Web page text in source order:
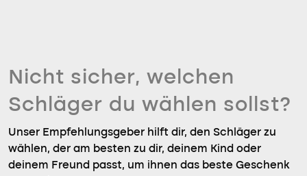
Nicht sicher, welchen
Schläger du wählen sollst?
Unser Empfehlungsgeber hilft dir, den Schläger zu
wählen, der am besten zu dir, deinem Kind oder
deinem Freund passt, um ihnen das beste Geschenk